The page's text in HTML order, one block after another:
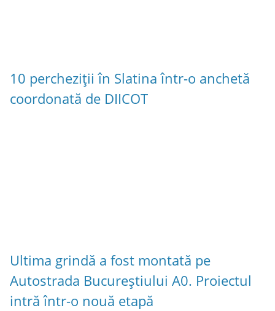
10 percheziții în Slatina într-o anchetă
coordonată de DIICOT
Ultima grindă a fost montată pe
Autostrada Bucureștiului A0. Proiectul
intră într-o nouă etapă